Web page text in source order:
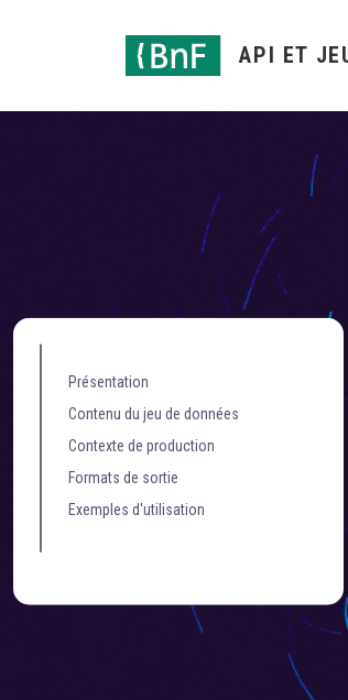
API ET
Présentation
Contenu du jeu de données
Contexte de production
Formats de sortie
Exemples d'utilisation